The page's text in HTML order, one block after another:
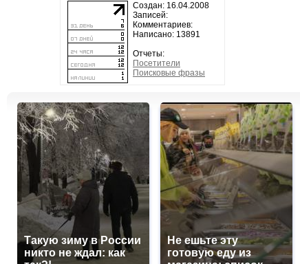
Создан: 16.04.2008
Записей:
Комментариев:
Написано: 13891
Отчеты:
Посетители
Поисковые фразы
Такую зиму в России
никто не ждал: как
Не ешьте эту
готовую еду из